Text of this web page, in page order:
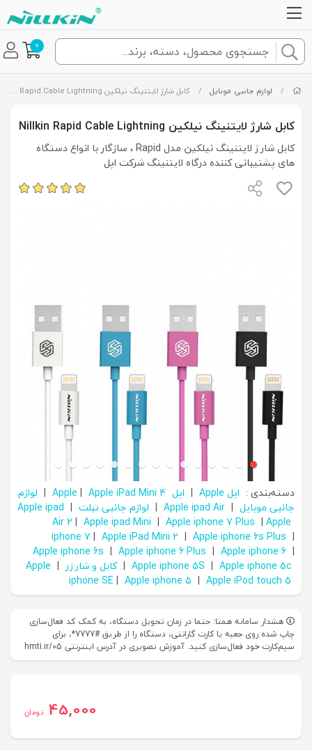
0
/ لوازم جانبی موبایل / کابل شارژ لایتنینگ نیلکین Nillkin Rapid Cable Lightning
کابل شارژ لایتنینگ نیلکین Nillkin Rapid Cable Lightning
کابل شارژ لایتنینگ نیلکین مدل Rapid ، سازگار با انواع دستگاه
های پشتیبانی کننده درگاه لایتنینگ شرکت اپل
دسته‌بندی : اپل Apple | اپل Apple | Apple iPad Mini 4
| لوازم
جانبی موبایل |
Apple ipad Air
| لوازم جانبی تبلت |
Apple ipad
Air 2 | Apple ipad Mini | Apple iphone 7 Plus | Apple
iphone 7 | Apple iPad Mini 2 | Apple iphone 6s Plus |
Apple iphone 6s | Apple iphone 6 Plus | Apple iphone 6 |
Apple iphone 5S | Apple iphone 5c
| کابل و شارژر |
Apple
iphone SE | Apple iphone 5 | Apple iPod touch 5
هشدار سامانه همتا: حتما در زمان تحویل دستگاه، به کمک کد فعال‌سازی
چاپ شده روی جعبه یا کارت گارانتی، دستگاه را از طریق #7777*، برای
سیم‌کارت خود فعال‌سازی کنید. آموزش تصویری در آدرس اینترنتی hmti.ir/05
45,000 تومان